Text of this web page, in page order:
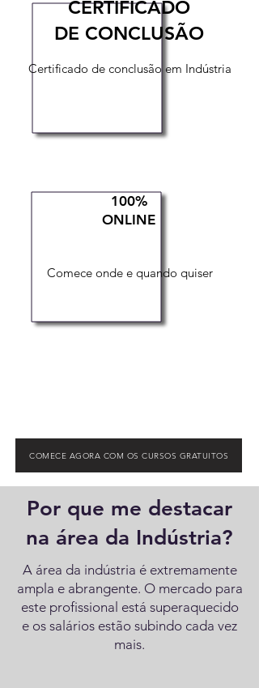
CERTIFICADO
DE CONCLUSÃO
Certificado de conclusão em Indústria
Comece onde e quando quiser
100%
ONLINE
COMECE AGORA COM OS CURSOS GRATUITOS
Por que me destacar
na área da Indústria?
A área da indústria é extremamente
ampla e abrangente. O mercado para
este profissional está superaquecido
e os salários estão subindo cada vez
mais.